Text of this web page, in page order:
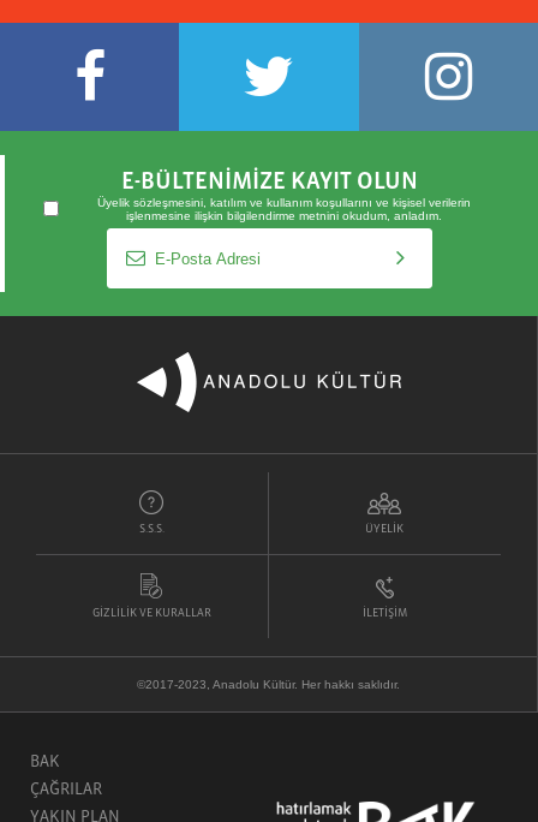
E-BÜLTENİMİZE KAYIT OLUN
Üyelik sözleşmesini katılım ve kullanım koşullarını ve kişisel verilerin
işlenmesine ilişkin bilgilendirme metnini okudum, anladım.
S.S.S. ÜYELİK
GİZLİLİK VE KURALLAR İLETİŞİM
©2017-2023, Anadolu Kültür. Her hakkı saklıdır.
BAK
ÇAĞRILAR
YAKIN PLAN